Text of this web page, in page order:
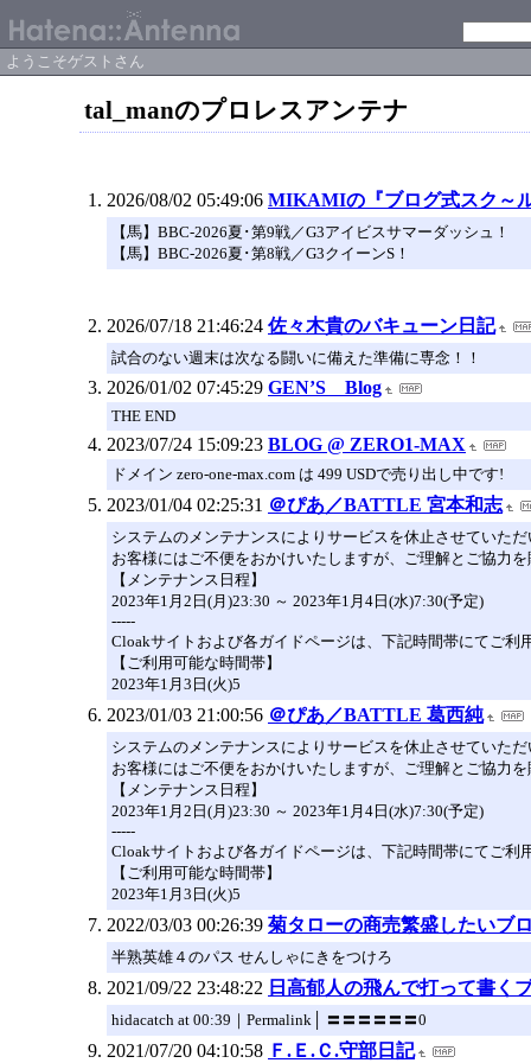
ようこそゲストさん
tal_manのプロレスアンテナ
2026/08/02 05:49:06 MIKAMIの『ブログ式スク～
【馬】BBC-2026夏‪･‬第9戦／G3アイビスサマーダッシュ！
【馬】BBC-2026夏‪･‬第8戦／G3クイーンS！
2026/07/18 21:46:24 佐々木貴のバキューン日記
試合のない週末は次なる闘いに備えた準備に専念！！
2026/01/02 07:45:29 GEN’S Blog
THE END
2023/07/24 15:09:23 BLOG @ ZERO1-MAX
ドメイン zero-one-max.com は 499 USDで売り出し中です!
2023/01/04 02:25:31 ＠ぴあ／BATTLE 宮本和志
システムのメンテナンスによりサービスを休止させていた
お客様にはご不便をおかけいたしますが、ご理解とご協力
【メンテナンス日程】
2023年1月2日(月)23:30 ～ 2023年1月4日(水)7:30(予定)
-----
Cloakサイトおよび各ガイドページは、下記時間帯にてご利
【ご利用可能な時間帯】
2023年1月3日(火)5
2023/01/03 21:00:56 ＠ぴあ／BATTLE 葛西純
システムのメンテナンスによりサービスを休止させていた
お客様にはご不便をおかけいたしますが、ご理解とご協力
【メンテナンス日程】
2023年1月2日(月)23:30 ～ 2023年1月4日(水)7:30(予定)
-----
Cloakサイトおよび各ガイドページは、下記時間帯にてご利
【ご利用可能な時間帯】
2023年1月3日(火)5
2022/03/03 00:26:39 菊タローの商売繁盛したいブ
半熟英雄４のパス せんしゃにきをつけろ
2021/09/22 23:48:22 日高郁人の飛んで打って書く
hidacatch at 00:39｜Permalink│ 〓〓〓〓〓〓0
2021/07/20 04:10:58 Ｆ.Ｅ.Ｃ.守部日記